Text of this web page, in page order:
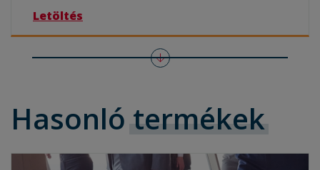
Letöltés
Hasonló termékek